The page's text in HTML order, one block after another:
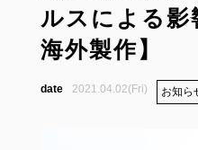
ルスによる影
海外製作】
2021.04.02(Fri) お知ら